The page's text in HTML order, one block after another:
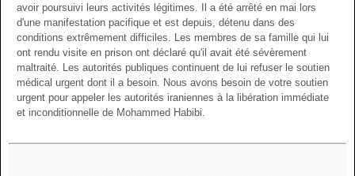
avoir poursuivi leurs activités légitimes. Il a été arrêté en mai lors
d'une manifestation pacifique et est depuis, détenu dans des
conditions extrêmement difficiles. Les membres de sa famille qui lui
ont rendu visite en prison ont déclaré qu'il avait été sévèrement
maltraité. Les autorités publiques continuent de lui refuser le soutien
médical urgent dont il a besoin. Nous avons besoin de votre soutien
urgent pour appeler les autorités iraniennes à la libération immédiate
et inconditionnelle de Mohammed Habibi.